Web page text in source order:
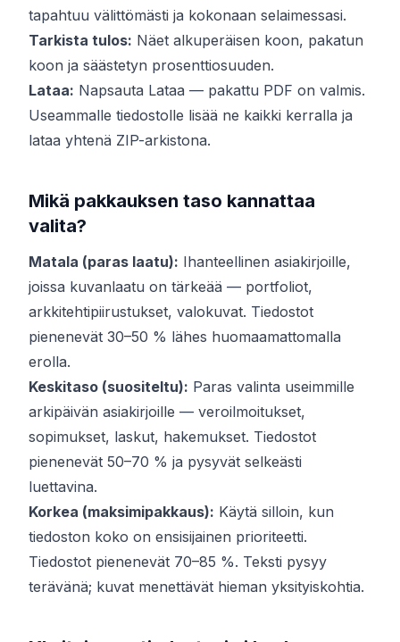
tapahtuu välittömästi ja kokonaan selaimessasi.
Tarkista tulos: Näet alkuperäisen koon, pakatun
koon ja säästetyn prosenttiosuuden.
Lataa: Napsauta Lataa — pakattu PDF on valmis.
Useammalle tiedostolle lisää ne kaikki kerralla ja
lataa yhtenä ZIP-arkistona.
Mikä pakkauksen taso kannattaa
valita?
Matala (paras laatu): Ihanteellinen asiakirjoille,
joissa kuvanlaatu on tärkeää — portfoliot,
arkkitehtipiirustukset, valokuvat. Tiedostot
pienenevät 30–50 % lähes huomaamattomalla
erolla.
Keskitaso (suositeltu): Paras valinta useimmille
arkipäivän asiakirjoille — veroilmoitukset,
sopimukset, laskut, hakemukset. Tiedostot
pienenevät 50–70 % ja pysyvät selkeästi
luettavina.
Korkea (maksimipakkaus): Käytä silloin, kun
tiedoston koko on ensisijainen prioriteetti.
Tiedostot pienenevät 70–85 %. Teksti pysyy
terävänä; kuvat menettävät hieman yksityiskohtia.